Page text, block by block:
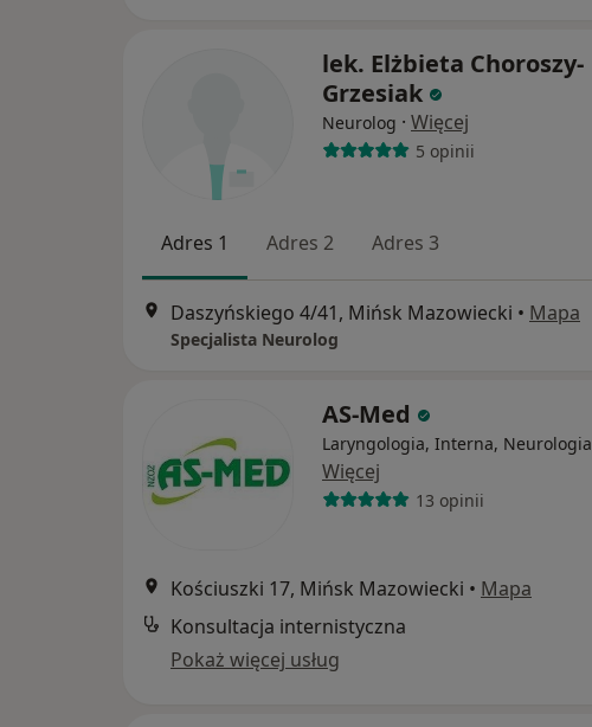
lek. Elżbieta Choroszy-
Grzesiak
Neurolog · Więcej
5 opinii
Adres 1 Adres 2 Adres 3
Daszyńskiego 4/41, Mińsk Mazowiecki • Mapa
Specjalista Neurolog
AS-Med
Laryngologia, Interna, Neurologia
Więcej
13 opinii
Kościuszki 17, Mińsk Mazowiecki • Mapa
Konsultacja internistyczna
Pokaż więcej usług